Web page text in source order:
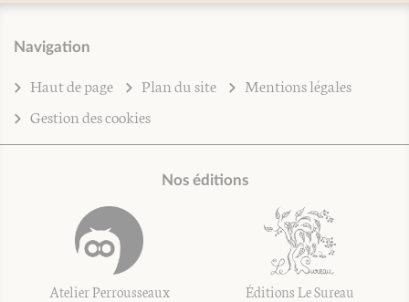
Navigation
Haut de page Plan du site
Mentions légales
Gestion des cookies
Nos éditions
Atelier Perrousseaux Éditions Le Sureau